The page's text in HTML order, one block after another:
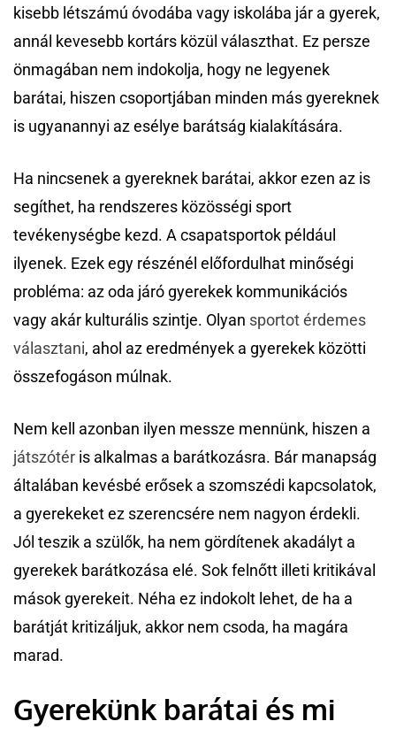
kisebb létszámú óvodába vagy iskolába jár a gyerek,
annál kevesebb kortárs közül választhat. Ez persze
önmagában nem indokolja, hogy ne legyenek
barátai, hiszen csoportjában minden más gyereknek
is ugyanannyi az esélye barátság kialakítására.
Ha nincsenek a gyereknek barátai, akkor ezen az is
segíthet, ha rendszeres közösségi sport
tevékenységbe kezd. A csapatsportok például
ilyenek. Ezek egy részénél előfordulhat minőségi
probléma: az oda járó gyerekek kommunikációs
vagy akár kulturális szintje. Olyan sportot érdemes
választani, ahol az eredmények a gyerekek közötti
összefogáson múlnak.
Nem kell azonban ilyen messze mennünk, hiszen a
játszótér is alkalmas a barátkozásra. Bár manapság
általában kevésbé erősek a szomszédi kapcsolatok,
a gyerekeket ez szerencsére nem nagyon érdekli.
Jól teszik a szülők, ha nem gördítenek akadályt a
gyerekek barátkozása elé. Sok felnőtt illeti kritikával
mások gyerekeit. Néha ez indokolt lehet, de ha a
barátját kritizáljuk, akkor nem csoda, ha magára
marad.
Gyerekünk barátai és mi